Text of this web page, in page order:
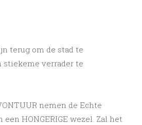
terug om de stad te
stiekeme verrader te
nemen de Echte
HONGERIGE wezel. Zal het